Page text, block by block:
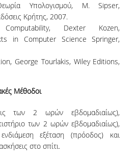
ΠΠΣ
ΠΟΙΟΤΗΤΑΣ
ΦΟΙΤΗΤΕΣ
ΑΞΙΟΛΟΓΗΣΗΣ
Υπολογισμού, M. Sipser,
Κρήτης, 2007.
Dexter Kozen,
in Computer Science Springer,
George Tourlakis, Wiley Editions,
Μέθοδοι
των 2 ωρών εβδομαδιαίως),
των 2 ωρών εβδομαδιαίως),
εξέταση (πρόοδος) και
στο σπίτι.